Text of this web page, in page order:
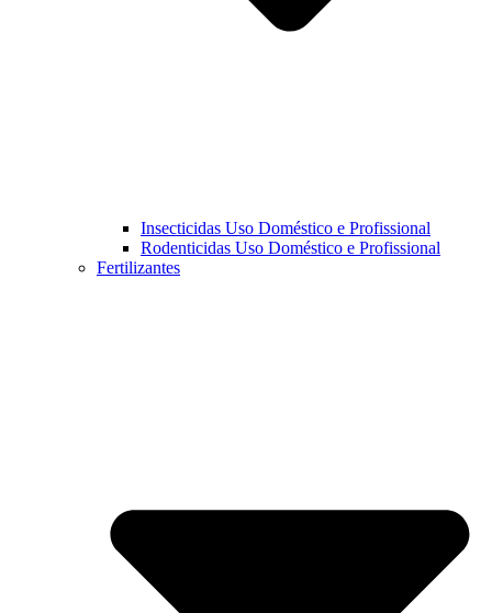
Insecticidas Uso Doméstico e Profissional
Rodenticidas Uso Doméstico e Profissional
Fertilizantes